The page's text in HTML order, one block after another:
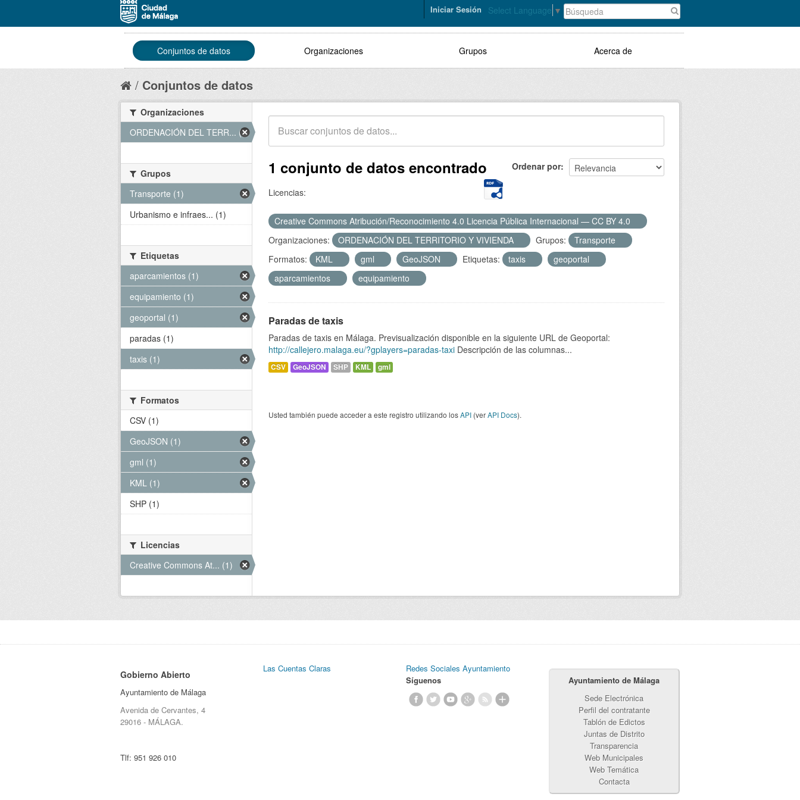
Select Language ▼
Iniciar Sesión
Conjuntos de datos Organizaciones Grupos Acerca de
Conjuntos de datos
Ordenar por
1 conjunto de datos encontrado
Licencias:
Creative Commons Atribución/Reconocimiento 4.0 Licencia Pública Internacional — CC BY 4.0
Organizaciones:
ORDENACIÓN DEL TERRITORIO Y VIVIENDA Grupos:
Transporte
Formatos:
KML gml GeoJSON Etiquetas: taxis
geoportal
aparcamientos
equipamiento
Paradas de taxis
Paradas de taxis en Málaga. Previsualización disponible en la siguiente URL de Geoportal:
http://callejero.malaga.eu/?gplayers=paradas-taxi Descripción de las columnas...
CSV GeoJSON SHP KML gml
Usted también puede acceder a este registro utilizando losAPI (verAPI Docs).
Organizaciones
ORDENACIÓN DEL TERR... (1)
Grupos
Transporte (1)
Urbanismo e infraes... (1)
Etiquetas
aparcamientos (1)
equipamiento (1)
geoportal (1)
paradas (1)
taxis (1)
Formatos
CSV (1)
GeoJSON (1)
gml (1)
KML (1)
SHP (1)
Licencias
Creative Commons At... (1)
Gobierno Abierto
Ayuntamiento de Málaga
Avenida de Cervantes, 4
29016 - MÁLAGA.
Tlf: 951 926 010
Las Cuentas Claras
Redes Sociales Ayuntamiento
Síguenos
Ayuntamiento de Málaga
Sede Electrónica
Perfil del contratante
Tablón de Edictos
Juntas de Distrito
Transparencia
Web Municipales
Web Temática
Contacta